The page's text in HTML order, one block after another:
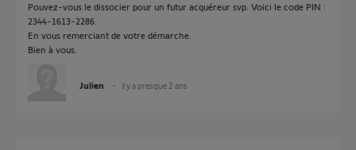
Pouvez-vous le dissocier pour un futur acquéreur svp. Voici le code PIN :
2344-1613-2286.
En vous remerciant de votre démarche.
Bien à vous.
Julien il y a presque 2 ans